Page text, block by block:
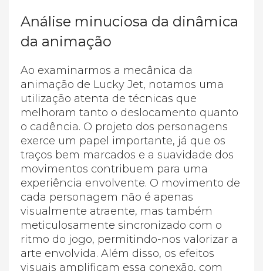
Análise minuciosa da dinâmica
da animação
Ao examinarmos a mecânica da
animação de Lucky Jet, notamos uma
utilização atenta de técnicas que
melhoram tanto o deslocamento quanto
o cadência. O projeto dos personagens
exerce um papel importante, já que os
traços bem marcados e a suavidade dos
movimentos contribuem para uma
experiência envolvente. O movimento de
cada personagem não é apenas
visualmente atraente, mas também
meticulosamente sincronizado com o
ritmo do jogo, permitindo-nos valorizar a
arte envolvida. Além disso, os efeitos
visuais amplificam essa conexão, com